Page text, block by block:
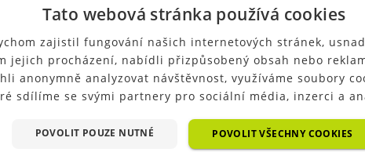
Tato webová stránka používá cookies
zajistil fungování našich internetových stránek,
jejich procházení, nabídli přizpůsobený obsah nebo
anonymně analyzovat návštěvnost, využíváme soubory
sdílíme se svými partnery pro sociální média, inzerci a
nezařazené soubory) můžeme využívat pouze s Vaším
POVOLIT VŠECHNY COOKIES
POVOLIT POUZE NUTNÉ